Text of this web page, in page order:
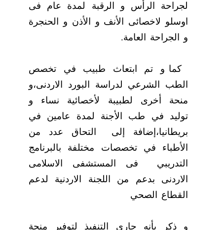
لجراحة الرأس و الرقبة لمدة عام فى
اوسلو لاخصائى الأنف و الأذن و الحنجرة
و الجراحة العامة.
كما و تم ابتعاث طبيب في تخصص
الطب الشرعي لدراسة البورد الاردنى،و
منحة أخرى لطبيبة لأخصائية نساء و
توليد في طب الأجنة لمدة عامين في
بريطانيا،إضافة إلى
التحاق عدد من
الأطباء في تخصصات مختلفة بالبرنامج
التدريبي
فى المستشفى الاسلامى
الاردنى بدعم من اللجنة الاردنية لدعم
القطاع الصحي
و ذكر بأنه جاري التنفيذ لتوفير منحة